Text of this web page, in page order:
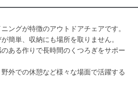
ングが特徴のアウトドアチェアです。
簡単、収納にも場所を取りません。
ある作りで長時間のくつろぎをサポー
外での休憩など様々な場面で活躍する